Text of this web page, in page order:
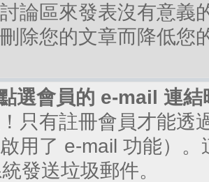
論區來發表沒有意義
除您的文章而降低您
選會員的 e-mail 連
只有註冊會員才能透
用了 e-mail 功能）
發送垃圾郵件。